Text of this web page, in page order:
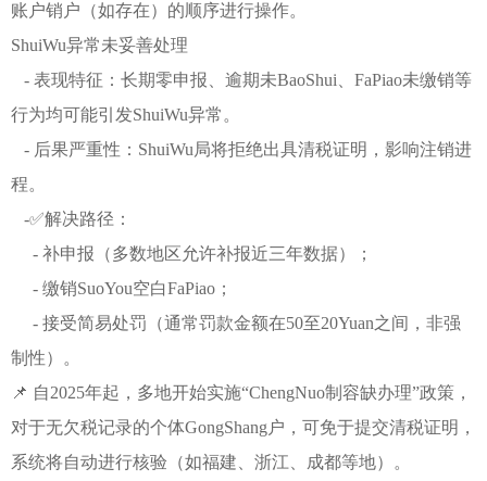
账户销户（如存在）的顺序进行操作。
ShuiWu异常未妥善处理
- 表现特征：长期零申报、逾期未BaoShui、FaPiao未缴销等
行为均可能引发ShuiWu异常。
- 后果严重性：ShuiWu局将拒绝出具清税证明，影响注销进
程。
-✅解决路径：
- 补申报（多数地区允许补报近三年数据）；
- 缴销SuoYou空白FaPiao；
- 接受简易处罚（通常罚款金额在50至20Yuan之间，非强
制性）。
📌 自2025年起，多地开始实施“ChengNuo制容缺办理”政策，
对于无欠税记录的个体GongShang户，可免于提交清税证明，
系统将自动进行核验（如福建、浙江、成都等地）。